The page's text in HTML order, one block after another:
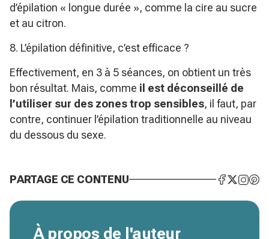
d’épilation « longue durée », comme la cire au sucre
et au citron.
8. L’épilation définitive, c’est efficace ?
Effectivement, en 3 à 5 séances, on obtient un très
bon résultat. Mais, comme il est déconseillé de
l’utiliser sur des zones trop sensibles, il faut, par
contre, continuer l’épilation traditionnelle au niveau
du dessous du sexe.
PARTAGE CE CONTENU
À propos de l'auteur